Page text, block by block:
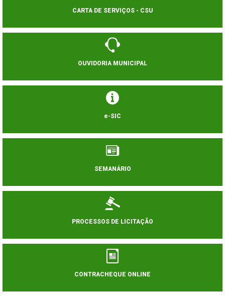
CARTA DE SERVIÇOS - CSU
OUVIDORIA MUNICIPAL
e-SIC
SEMANÁRIO
PROCESSOS DE LICITAÇÃO
CONTRACHEQUE ONLINE